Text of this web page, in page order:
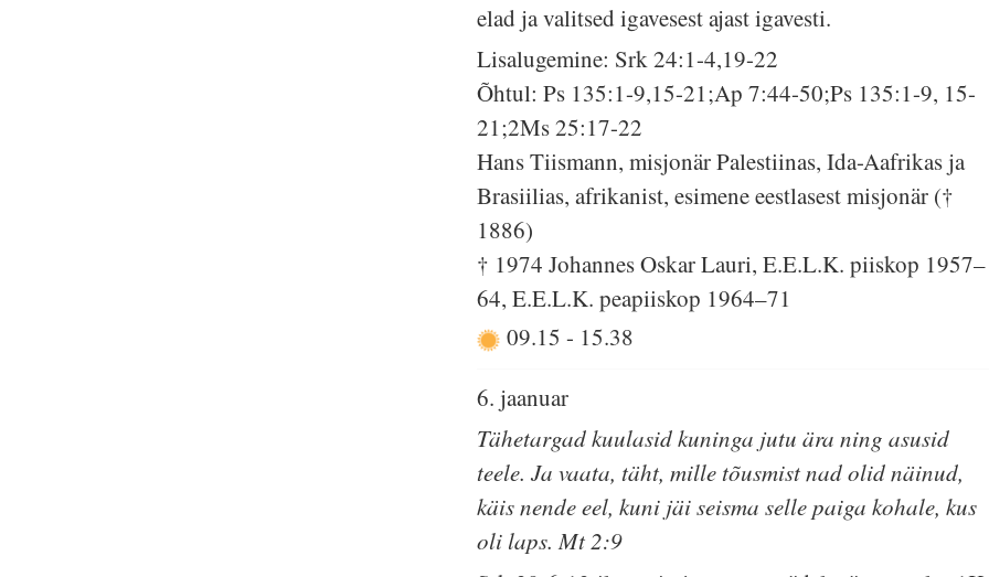
elad ja valitsed igavesest ajast igavesti.
Lisalugemine: Srk 24:1-4,19-22
Õhtul: Ps 135:1-9,15-21;Ap 7:44-50;Ps 135:1-9, 15-
21;2Ms 25:17-22
Hans Tiismann, misjonär Palestiinas, Ida-Aafrikas ja
Brasiilias, afrikanist, esimene eestlasest misjonär (†
1886)
† 1974 Johannes Oskar Lauri, E.E.L.K. piiskop 1957–
64, E.E.L.K. peapiiskop 1964–71
09.15- 15.38
6. jaanuar
Tähetargad kuulasid kuninga jutu ära ning asusid
teele. Ja vaata, täht, mille tõusmist nad olid näinud,
käis nende eel, kuni jäi seisma selle paiga kohale, kus
oli laps. Mt 2:9